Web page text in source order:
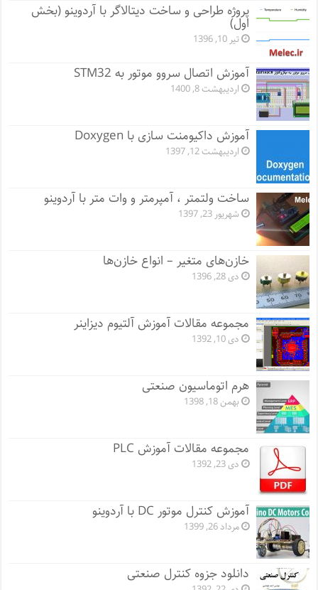
پروژه طراحی و ساخت دیتالاگر با آردوینو (بخش
اول)
تیر 10, 1396
آموزش اتصال سروو موتور به STM32
اردیبهشت 8, 1400
آموزش داکیومنت سازی با Doxygen
اردیبهشت 12, 1397
ساخت ولتمتر ، آمپرمتر و وات متر با آردوینو
شهریور 23, 1397
خازن‌های متغیر – انواع خازن‌ها
دی 28, 1396
مجموعه مقالات آموزش آلتیوم دیزاینر
دی 10, 1392
هرم اتوماسیون صنعتی
بهمن 18, 1398
مجموعه مقالات آموزش PLC
دی 23, 1392
آموزش کنترل موتور DC با آردوینو
مرداد 26, 1399
دانلود جزوه کنترل صنعتی